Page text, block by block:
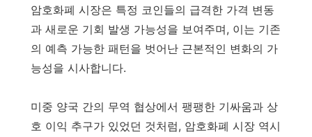
암호화폐 시장은 특정 코인들의 급격한 가격 변동
과 새로운 기회 발생 가능성을 보여주며, 이는 기존
의 예측 가능한 패턴을 벗어난 근본적인 변화의 가
능성을 시사합니다.
미중 양국 간의 무역 협상에서 팽팽한 기싸움과 상
호 이익 추구가 있었던 것처럼, 암호화폐 시장 역시